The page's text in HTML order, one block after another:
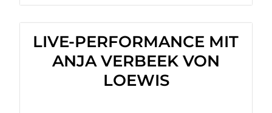
LIVE-PERFORMANCE MIT
ANJA VERBEEK VON
LOEWIS